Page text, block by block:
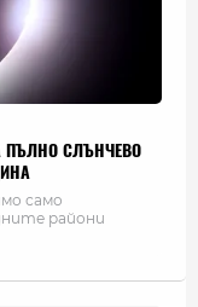
ПЪЛНО СЛЪНЧЕВО
само
райони